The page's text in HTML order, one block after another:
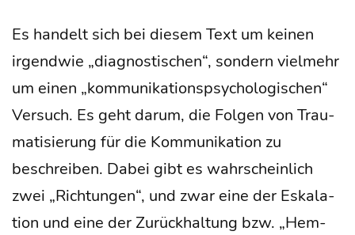
Es han­delt sich bei die­sem Text um kei­nen
irgend­wie „dia­gnos­ti­schen“, son­dern viel­mehr
um einen „kom­mu­ni­ka­ti­ons­psy­cho­lo­gi­schen“
Ver­such. Es geht dar­um, die Fol­gen von Trau­
ma­ti­sie­rung für die Kom­mu­ni­ka­ti­on zu
beschrei­ben. Dabei gibt es wahr­schein­lich
zwei „Rich­tun­gen“, und zwar eine der Eska­la­
ti­on und eine der Zurück­hal­tung bzw. „Hem­